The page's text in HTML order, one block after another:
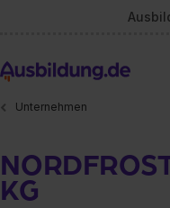
Unternehmen
KG